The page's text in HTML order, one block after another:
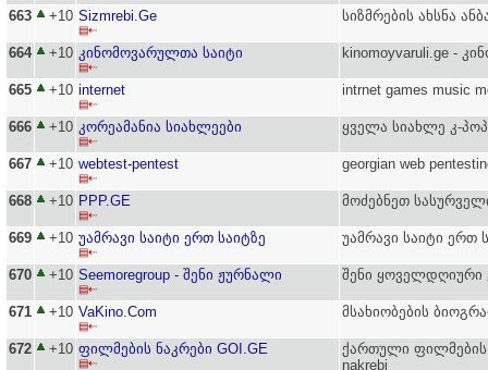
663 +10 Sizmrebi.Ge
▤⇠
სიზმრების ახსნა
664 +10 კინომოვარულთა საიტი
▤⇠
kinomoyvaruli.ge -
665 +10 internet
▤⇠
intrnet games music
666 +10 კორეამანია სიახლეები
▤⇠
ყველა სიახლე კ-
667 +10 webtest-pentest
▤⇠
georgian web
668 +10 PPP.GE
▤⇠
მოძებნეთ
669 +10 უამრავი საიტი ერთ საიტზე
▤⇠
უამრავი საიტი ერთ
670 +10 Seemoregroup - შენი ჟურნალი
▤⇠
შენი ყოველდღიური
671 +10 VaKino.Com
▤⇠
მსახიობების
672 +10 ფილმების ნაკრები GOI.GE
▤⇠
ქართული ფილმების
nakrebi